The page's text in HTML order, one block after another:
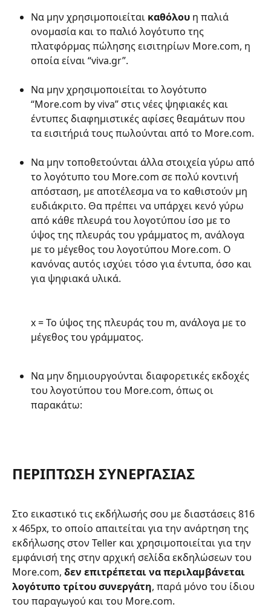
Να μην χρησιμοποιείται καθόλου η παλιά
ονομασία και το παλιό λογότυπο της
πλατφόρμας πώλησης εισιτηρίων More.com, η
οποία είναι “viva.gr”.
Να μην χρησιμοποιείται το λογότυπο
“More.com by viva” στις νέες ψηφιακές και
έντυπες διαφημιστικές αφίσες θεαμάτων που
τα εισιτήριά τους πωλούνται από το More.com.
Να μην τοποθετούνται άλλα στοιχεία γύρω από
το λογότυπο του More.com σε πολύ κοντινή
απόσταση, με αποτέλεσμα να το καθιστούν μη
ευδιάκριτο. Θα πρέπει να υπάρχει κενό γύρω
από κάθε πλευρά του λογοτύπου ίσο με το
ύψος της πλευράς του γράμματος m, ανάλογα
με το μέγεθος του λογοτύπου More.com. Ο
κανόνας αυτός ισχύει τόσο για έντυπα, όσο και
για ψηφιακά υλικά.
x = Το ύψος της πλευράς του m, ανάλογα με το
μέγεθος του γράμματος.
Να μην δημιουργούνται διαφορετικές εκδοχές
του λογοτύπου του More.com, όπως οι
παρακάτω:
ΠΕΡΙΠΤΩΣΗ ΣΥΝΕΡΓΑΣΙΑΣ
Στο εικαστικό τις εκδήλωσής σου με διαστάσεις 816
x 465px, το οποίο απαιτείται για την ανάρτηση της
εκδήλωσης στον Teller και χρησιμοποιείται για την
εμφάνισή της στην αρχική σελίδα εκδηλώσεων του
More.com, δεν επιτρέπεται να περιλαμβάνεται
λογότυπο τρίτου συνεργάτη, παρά μόνο του ίδιου
του παραγωγού και του More.com.